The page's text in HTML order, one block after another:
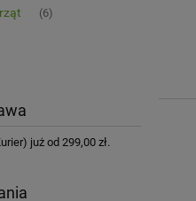
(6)
już od 299,00 zł.